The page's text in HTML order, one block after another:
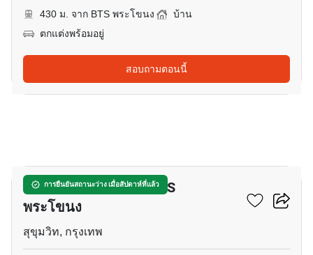
430 ม. จาก BTS พระโขนง
บ้าน
ตกแต่งพร้อมอยู่
สอบถามตอนนี้
การยืนยันสถานะว่าง เมื่อสัปดาห์ที่แล้ว
บ้าน 7-ห้องนอน ใกล้ BTS
พระโขนง
สุขุมวิท, กรุงเทพ